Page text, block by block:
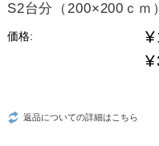
S2台分（200×200ｃｍ）
価格:
返品についての詳細はこちら